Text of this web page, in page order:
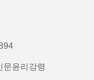
문윤리강령